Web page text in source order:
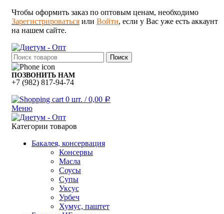
Чтобы оформить заказ по оптовым ценам, необходимо
Зарегистрироваться или Войти, если у Вас уже есть аккаунт
на нашем сайте.
Поиск
ПОЗВОНИТЬ НАМ
+7 (982) 817-94-74
0 шт. / 0,00 Р
Меню
Категории товаров
Бакалея, консервация
Консервы
Масла
Соусы
Супы
Уксус
Урбеч
Хумус, паштет